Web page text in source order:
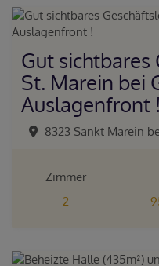
Gut sichtbares
St. Marein bei
Auslagenfront !
8323 Sankt Marein
Zimmer
2